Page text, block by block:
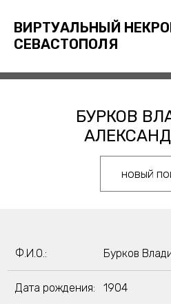
ВИРТУАЛЬНЫЙ
СЕВАСТОПОЛЯ
БУРКОВ
новый
Ф.И.О.: Бурков
Дата рождения: 1904